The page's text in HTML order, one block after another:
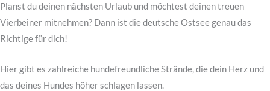
Planst du deinen nächsten Urlaub und möchtest deinen treuen
Vierbeiner mitnehmen? Dann ist die deutsche Ostsee genau das
Richtige für dich!
Hier gibt es zahlreiche hundefreundliche Strände, die dein Herz und
das deines Hundes höher schlagen lassen.